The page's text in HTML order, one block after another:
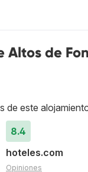
Altos de
de este
8.4
hoteles.com
Opiniones